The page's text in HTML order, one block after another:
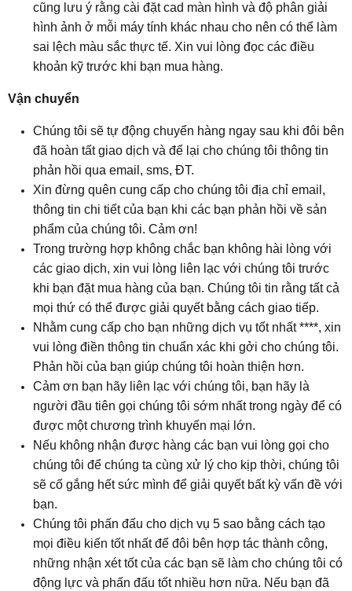
cũng lưu ý rằng cài đặt cad màn hình và độ phân giải
hình ảnh ở mỗi máy tính khác nhau cho nên có thể làm
sai lệch màu sắc thực tế. Xin vui lòng đọc các điều
khoản kỹ trước khi bạn mua hàng.
Vận chuyển
Chúng tôi sẽ tự động chuyển hàng ngay sau khi đôi bên
đã hoàn tất giao dịch và để lại cho chúng tôi thông tin
phản hồi qua email, sms, ĐT.
Xin đừng quên cung cấp cho chúng tôi địa chỉ email,
thông tin chi tiết của bạn khi các bạn phản hồi về sản
phẩm của chúng tôi. Cảm ơn!
Trong trường hợp không chắc bạn không hài lòng với
các giao dịch, xin vui lòng liên lạc với chúng tôi trước
khi bạn đặt mua hàng của bạn. Chúng tôi tin rằng tất cả
mọi thứ có thể được giải quyết bằng cách giao tiếp.
Nhằm cung cấp cho bạn những dịch vụ tốt nhất ****, xin
vui lòng điền thông tin chuẩn xác khi gởi cho chúng tôi.
Phản hồi của bạn giúp chúng tôi hoàn thiện hơn.
Cảm ơn bạn hãy liên lạc với chúng tôi, bạn hãy là
người đầu tiên gọi chúng tôi sớm nhất trong ngày để có
được một chương trình khuyến mại lớn.
Nếu không nhận được hàng các bạn vui lòng gọi cho
chúng tôi để chúng ta cùng xử lý cho kịp thời, chúng tôi
sẽ cố gắng hết sức mình để giải quyết bất kỳ vấn đề với
bạn.
Chúng tôi phấn đấu cho dịch vụ 5 sao bằng cách tạo
mọi điều kiến tốt nhất để đôi bên hợp tác thành công,
những nhận xét tốt của các bạn sẽ làm cho chúng tôi có
động lực và phấn đấu tốt nhiều hơn nữa. Nếu bạn đã